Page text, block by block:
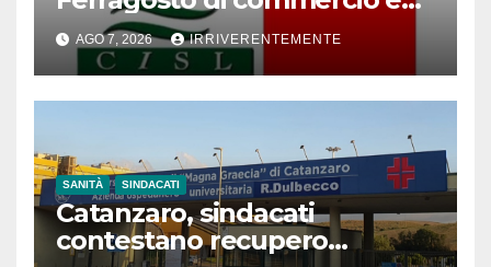
distribuzione organizzata.
Proclamato da sindacati per
riaffermare valore riposo nei
festivi
AGO 7, 2026 IRRIVERENTEMENTE
SANITÀ SINDACATI
Catanzaro, sindacati
contestano recupero